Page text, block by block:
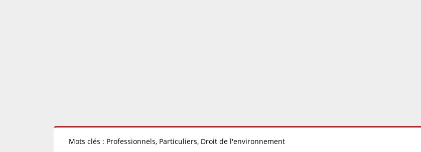
Mots clés : Professionnels, Particuliers, Droit de l'environnement